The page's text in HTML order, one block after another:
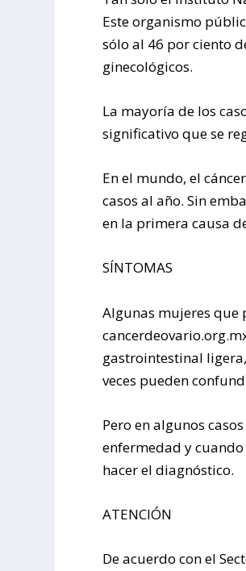
Este organismo
sólo al 46 por ciento
ginecológicos.
La mayoría de los
significativo que se
En el mundo, el
casos al año. Sin
en la primera causa
SÍNTOMAS
Algunas mujeres que
gastrointestinal
veces pueden
Pero en algunos
enfermedad y
hacer el diagnóstico.
ATENCIÓN
De acuerdo con el